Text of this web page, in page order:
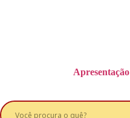
Apresentação